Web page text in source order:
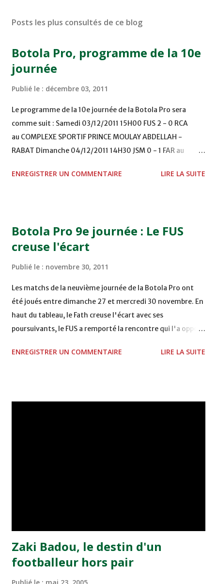
Posts les plus consultés de ce blog
Botola Pro, programme de la 10e
journée
Publié le : décembre 03, 2011
Le programme de la 10e journée de la Botola Pro sera
comme suit : Samedi 03/12/2011 15H00 FUS 2 - 0 RCA
au COMPLEXE SPORTIF PRINCE MOULAY ABDELLAH -
RABAT Dimanche 04/12/2011 14H30 JSM 0 - 1 FAR au
TERRAIN EL ABDI - EL JADIDA 16h30 OCK 0 - 1 HUSA
Mardi 06/12/2011 15H00 WAF - OCS au COMPLEXE SPORTIF
DE FES - FES WAC - MAS Reporté pour cause de finale de la
ENREGISTRER UN COMMENTAIRE LIRE LA SUITE
Botola Pro 9e journée : Le FUS
creuse l'écart
Publié le : novembre 30, 2011
Les matchs de la neuvième journée de la Botola Pro ont
été joués entre dimanche 27 et mercredi 30 novembre. En
haut du tableau, le Fath creuse l'écart avec ses
poursuivants, le FUS a remporté la rencontre qui l'a opposé
2, Badr Kachani a ouvert la marque à la 38e pour les
ENREGISTRER UN COMMENTAIRE LIRE LA SUITE
Zaki Badou, le destin d'un
footballeur hors pair